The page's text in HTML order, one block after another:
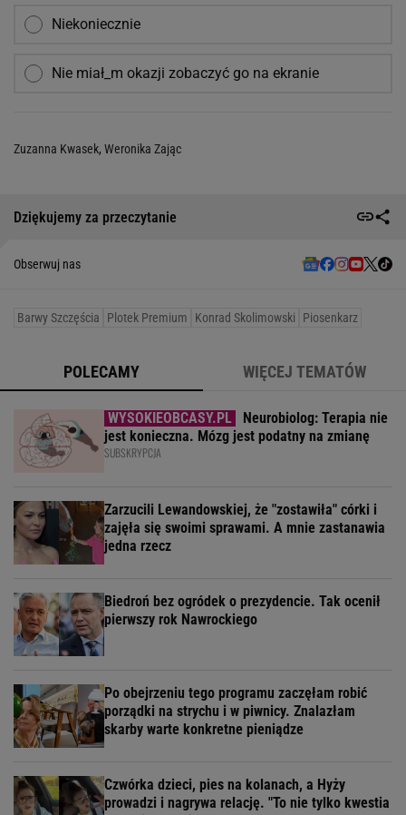
Niekoniecznie
Nie miał_m okazji zobaczyć go na ekranie
Zuzanna Kwasek, Weronika Zając
Dziękujemy za przeczytanie
Obserwuj nas
Barwy Szczęścia Plotek Premium Konrad Skolimowski Piosenkarz
POLECAMY WIĘCEJ TEMATÓW
Neurobiolog: Terapia nie
jest konieczna. Mózg jest podatny na zmianę
SUBSKRYPCJA
Zarzucili Lewandowskiej, że "zostawiła" córki i
zajęła się swoimi sprawami. A mnie zastanawia
jedna rzecz
Biedroń bez ogródek o prezydencie. Tak ocenił
pierwszy rok Nawrockiego
Po obejrzeniu tego programu zaczęłam robić
porządki na strychu i w piwnicy. Znalazłam
skarby warte konkretne pieniądze
Czwórka dzieci, pies na kolanach, a Hyży
prowadzi i nagrywa relację. "To nie tylko kwestia